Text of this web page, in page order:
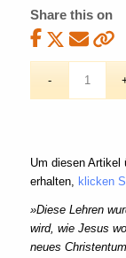
Share this on
Um diesen Artikel
erhalten, klicken
»Diese Lehren
wird, wie Jesus
neues